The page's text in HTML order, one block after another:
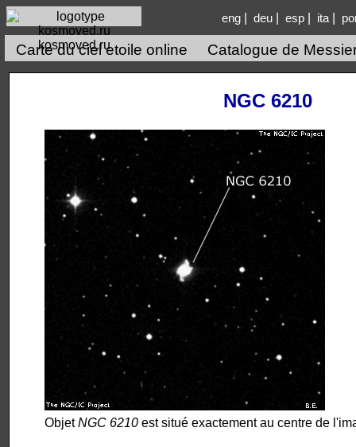
kosmoved.ru
eng| deu| esp| ita|
Carte du ciel etoile online Catalogue de
NGC 6210
ObjetNGC 6210 est situé exactement au centre de